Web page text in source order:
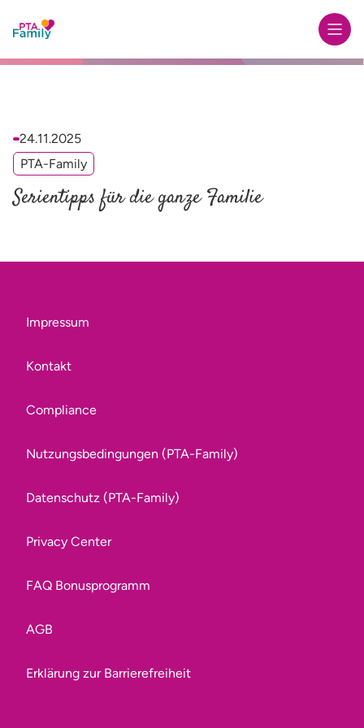
Zur Startseite
Serientipps für die ganze Familie
24.11.2025
PTA-Family
Impressum
Kontakt
Compliance
Nutzungsbedingungen (PTA-Family)
Datenschutz (PTA-Family)
Privacy Center
FAQ Bonusprogramm
AGB
Erklärung zur Barrierefreiheit